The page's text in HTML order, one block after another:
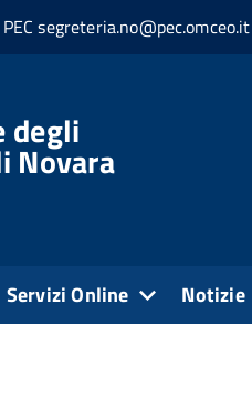
PEC segreteria.no@pec.omceo.it
degli
Novara
Servizi Online Notizie